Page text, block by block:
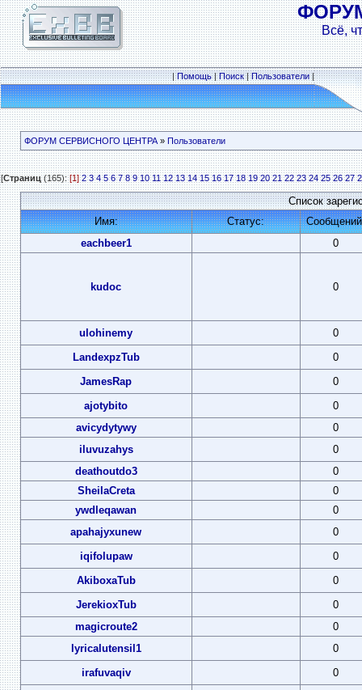
Всё,
|Помощь|Поиск|Пользователи|
ФОРУМ СЕРВИСНОГО ЦЕНТРА» Пользователи
[Страниц(165):[1] 2 3 4 5 6 7 8 9 10 11 12 13 14 15 16 17 18 19 20 21 22 23 24 25 26 27
Список
Имя:
Статус:
eachbeer1
0
kudoc 0
ulohinemy
0
LandexpzTub
0
JamesRap
0
ajotybito
0
avicydytywy
0
iluvuzahys
0
deathoutdo3
0
SheilaCreta
0
ywdleqawan
0
apahajyxunew
0
iqifolupaw
0
AkiboxaTub
0
JerekioxTub
0
magicroute2
0
lyricalutensil1
0
irafuvaqiv
0